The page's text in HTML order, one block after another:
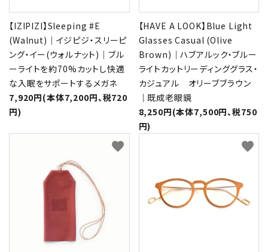
【IZIPIZI】Sleeping #E
(Walnut)｜イジピジ・スリーピ
ング・イー(ウォルナット)｜ブル
ーライトを約70%カットし快適
な入眠をサポートするメガネ
7,920円(本体7,200円、税720
円)
【HAVE A LOOK】Blue Light
Glasses Casual (Olive
Brown)｜ハブアルック・ブルー
ライトカットリーディンググラス・
カジュアル オリーブブラウン
｜既成老眼鏡
8,250円(本体7,500円、税750
円)
favorite favorite